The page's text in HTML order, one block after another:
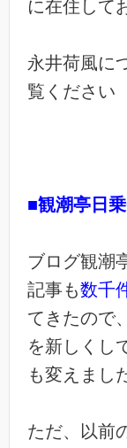
に在住して
永井荷風に
覧ください
■観潮亭日
ブログ観潮
記事も数千
てきたので
を新しくし
も変えまし
ただ、以前